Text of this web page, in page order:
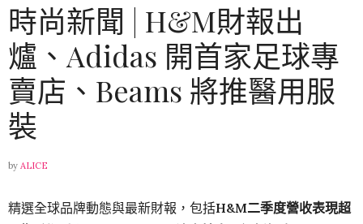
時尚新聞 | H&M財報出
爐、Adidas 開首家足球專
賣店、Beams 將推醫用服
裝
by ALICE
精選全球品牌動態與最新財報，包括H&M二季度營收表現超